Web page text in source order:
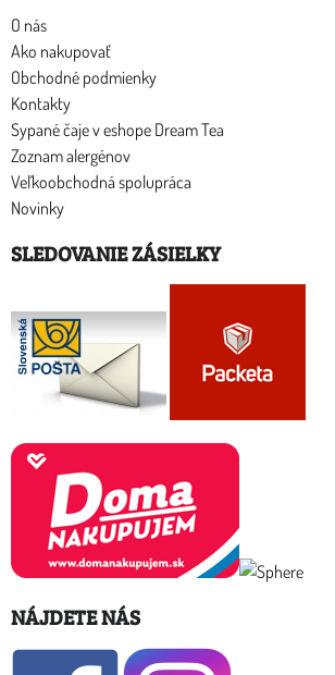
O nás
Ako nakupovať
Obchodné podmienky
Kontakty
Sypané čaje v eshope Dream Tea
Zoznam alergénov
Veľkoobchodná spolupráca
Novinky
SLEDOVANIE ZÁSIELKY
NÁJDETE NÁS